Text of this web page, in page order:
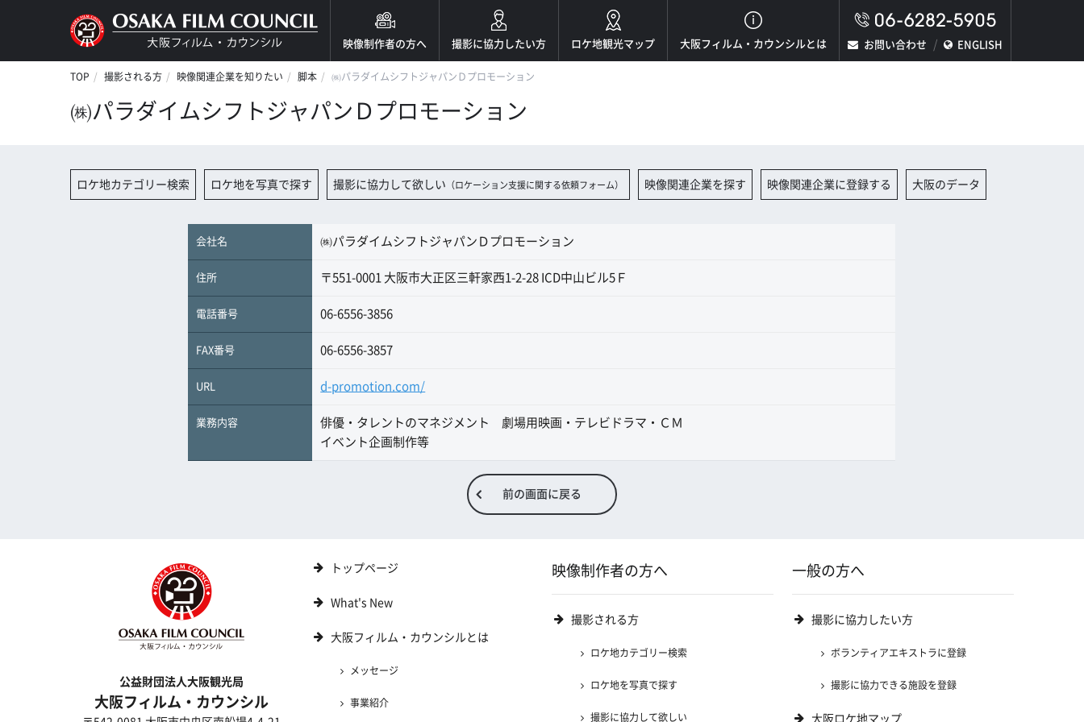
映像制作者の方へ 撮影に協力したい方 ロケ地観光マップ 大阪フィルム・カウンシルとは お問い合わせ ENGLISH
TOP 撮影される方 映像関連企業を知りたい 脚本 ㈱パラダイムシフトジャパンＤプロモーション
㈱パラダイムシフトジャパンＤプロモーション
ロケ地カテゴリー検索 ロケ地を写真で探す 撮影に協力して欲しい （ロケーション支援に関する依頼フォーム） 映像関連企業を探す 映像関連企業に登録する 大阪のデータ
会社名 ㈱パラダイムシフトジャパンＤプロモーション
住所 〒551-0001 大阪市大正区三軒家西1-2-28 ICD中山ビル5Ｆ
電話番号 06-6556-3856
FAX番号 06-6556-3857
URL d-promotion.com/
業務内容
俳優・タレントのマネジメント 劇場用映画・テレビドラマ・ＣＭ
イベント企画制作等
前の画面に戻る
公益財団法人大阪観光局
大阪フィルム・カウンシル
トップページ
What's New
大阪フィルム・カウンシルとは
メッセージ
事業紹介
映像制作者の方へ
撮影される方
ロケ地カテゴリー検索
ロケ地を写真で探す
撮影に協力して欲しい
一般の方へ
撮影に協力したい方
ボランティアエキストラに登録
撮影に協力できる施設を登録
大阪ロケ地マップ